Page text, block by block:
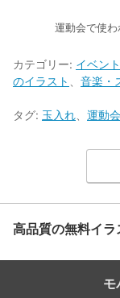
運動会で使わ
カテゴリー: イベン
のイラスト
音楽・
タグ: 玉入れ 運動会
高品質の無料イ
モ